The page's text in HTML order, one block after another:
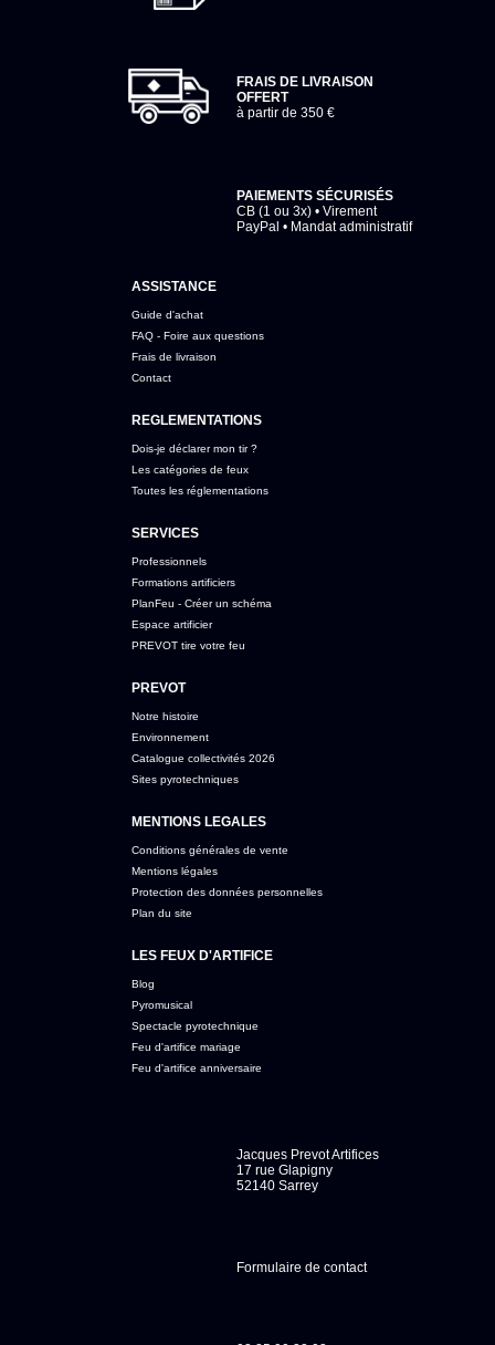
FRAIS DE LIVRAISON
OFFERT
à partir de 350 €
PAIEMENTS SÉCURISÉS
CB (1 ou 3x) • Virement
PayPal • Mandat administratif
ASSISTANCE
Guide d'achat
FAQ - Foire aux questions
Frais de livraison
Contact
REGLEMENTATIONS
Dois-je déclarer mon tir ?
Les catégories de feux
Toutes les réglementations
SERVICES
Professionnels
Formations artificiers
PlanFeu - Créer un schéma
Espace artificier
PREVOT tire votre feu
PREVOT
Notre histoire
Environnement
Catalogue collectivités 2026
Sites pyrotechniques
MENTIONS LEGALES
Conditions générales de vente
Mentions légales
Protection des données personnelles
Plan du site
LES FEUX D'ARTIFICE
Blog
Pyromusical
Spectacle pyrotechnique
Feu d'artifice mariage
Feu d'artifice anniversaire
Jacques Prevot Artifices
17 rue Glapigny
52140 Sarrey
Formulaire de contact